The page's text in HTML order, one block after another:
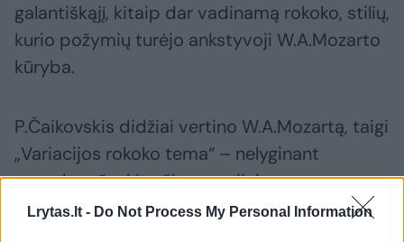
Lrytas.lt - Do Not Process My Personal Information
galantiškąjį, kitaip dar vadinamą rokoko, stilių,
kurio požymių turėjo ankstyvoji W.A.Mozarto
kūryba.
P.Čaikovskis didžiai vertino W.A.Mozartą, taigi
„Variacijos rokoko tema“ – nelyginant
pagarbos ženklas šiam genijui.